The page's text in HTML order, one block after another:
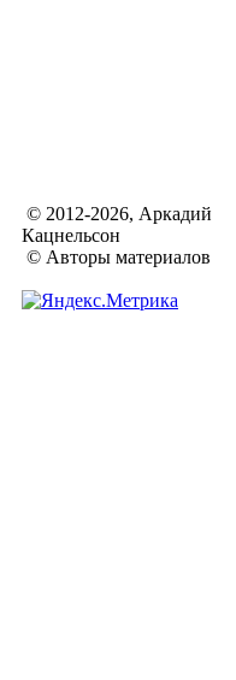
© 2012-2026, Аркадий
Кацнельсон
© Авторы материалов